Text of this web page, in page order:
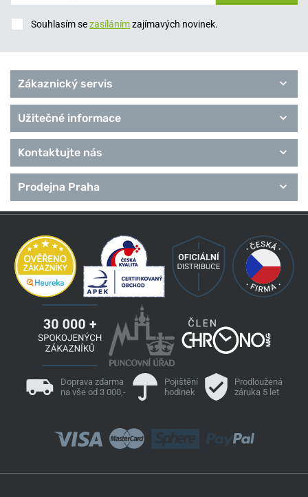
Souhlasím sezasílánímzajímavých novinek.
Zákaznický servis
Užitečné informace
Kontaktujte nás
Prodejna Praha
Doprava zdarma
na vše od 3 000,-
Pojištění
hodinek
Prodloužená
záruka 5 let